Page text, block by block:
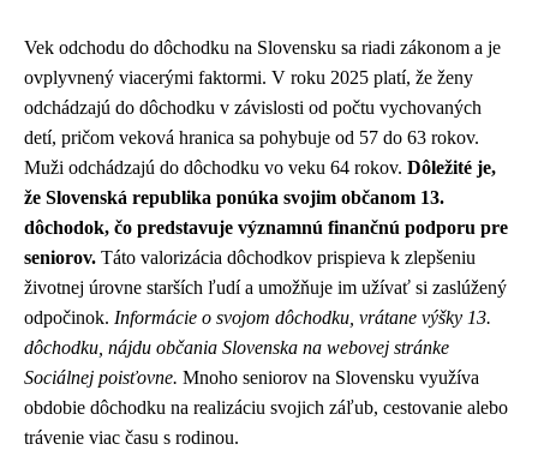
Vek odchodu do dôchodku na Slovensku sa riadi zákonom a je
ovplyvnený viacerými faktormi. V roku 2025 platí, že ženy
odchádzajú do dôchodku v závislosti od počtu vychovaných
detí, pričom veková hranica sa pohybuje od 57 do 63 rokov.
Muži odchádzajú do dôchodku vo veku 64 rokov. Dôležité je,
že Slovenská republika ponúka svojim občanom 13.
dôchodok, čo predstavuje významnú finančnú podporu pre
seniorov. Táto valorizácia dôchodkov prispieva k zlepšeniu
životnej úrovne starších ľudí a umožňuje im užívať si zaslúžený
odpočinok. Informácie o svojom dôchodku, vrátane výšky 13.
dôchodku, nájdu občania Slovenska na webovej stránke
Sociálnej poisťovne. Mnoho seniorov na Slovensku využíva
obdobie dôchodku na realizáciu svojich záľub, cestovanie alebo
trávenie viac času s rodinou.